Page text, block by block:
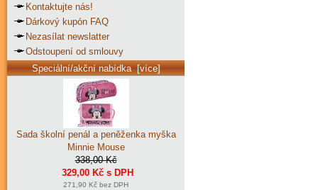
Kontaktujte nás!
Dárkový kupón FAQ
Nezasílat newslatter
Odstoupení od smlouvy
Speciální/akční nabídka [více]
Sada školní penál a peněženka myška
Minnie Mouse
338,00 Kč
329,00 Kč s DPH
271,90 Kč bez DPH